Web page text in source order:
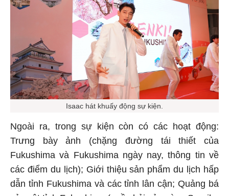
Isaac hát khuấy động sự kiện.
Ngoài ra, trong sự kiện còn có các hoạt động:
Trưng bày ảnh (chặng đường tái thiết của
Fukushima và Fukushima ngày nay, thông tin về
các điểm du lịch); Giới thiệu sản phẩm du lịch hấp
dẫn tỉnh Fukushima và các tỉnh lân cận; Quảng bá